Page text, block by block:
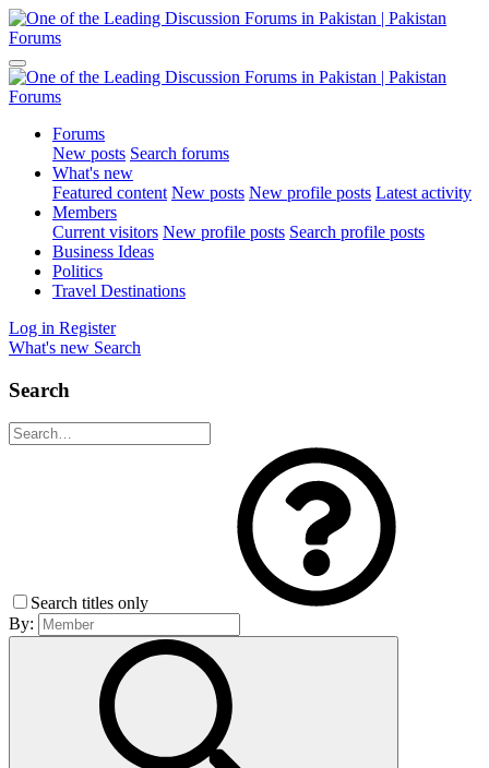
Forums
New posts Search forums
What's new
Featured content New posts New profile posts Latest activity
Members
Current visitors New profile posts Search profile posts
Business Ideas
Politics
Travel Destinations
Log in Register
What's new Search
Search
Search titles only
By: